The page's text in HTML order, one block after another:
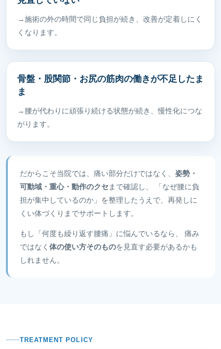
→施術の外の時間で同じ負担が続き、改善が定着しにく
くなります。
骨盤・股関節・お尻の筋肉の働きが不足したま
ま
→腰が代わりに頑張り続ける状態が続き、慢性化につな
がります。
だからこそ当院では、痛い部分だけではなく、 姿勢・
可動域・重心・動作のクセ まで確認し、 「なぜ腰に負
担が集中しているのか」を整理したうえで、再発しに
くい体づくりまでサポートします。
もし「何度も繰り返す腰痛」に悩んでいるなら、 痛み
ではなく 体の使い方そのものを見直す必要があるかも
しれません。
TREATMENT POLICY